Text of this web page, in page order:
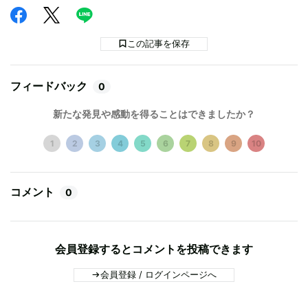
この記事を保存
フィードバック 0
新たな発見や感動を得ることはできましたか？
1 2 3 4 5 6 7 8 9 10
コメント 0
会員登録するとコメントを投稿できます
会員登録 / ログインページへ